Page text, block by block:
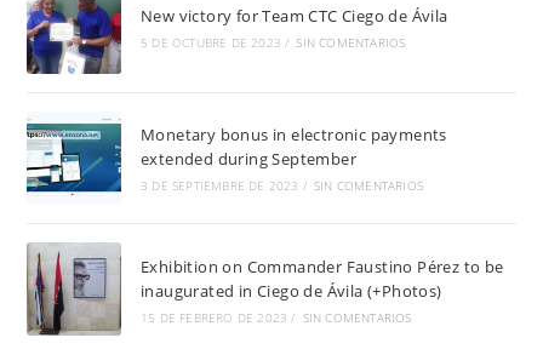
New victory for Team CTC Ciego de Ávila
5 DE OCTUBRE DE 2023 / SIN COMENTARIOS
Monetary bonus in electronic payments
extended during September
3 DE SEPTIEMBRE DE 2023 / SIN COMENTARIOS
Exhibition on Commander Faustino Pérez to be
inaugurated in Ciego de Ávila (+Photos)
15 DE FEBRERO DE 2023 / SIN COMENTARIOS